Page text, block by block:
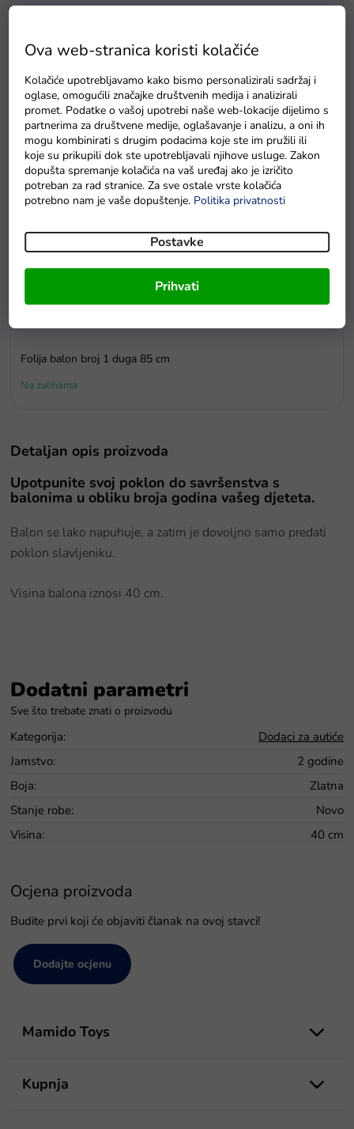
Ova web-stranica koristi kolačiće
Kolačiće upotrebljavamo kako bismo personalizirali sadržaj i
oglase, omogućili značajke društvenih medija i analizirali
promet. Podatke o vašoj upotrebi naše web-lokacije dijelimo s
partnerima za društvene medije, oglašavanje i analizu, a oni ih
mogu kombinirati s drugim podacima koje ste im pružili ili
koje su prikupili dok ste upotrebljavali njihove usluge. Zakon
dopušta spremanje kolačića na vaš uređaj ako je izričito
potreban za rad stranice. Za sve ostale vrste kolačića
potrebno nam je vaše dopuštenje. Politika privatnosti
Postavke
Prihvati
Drvene puzzle s brojevima magnetna šipka i ribice
Na zalihama
Folija balon broj 1 duga 85 cm
Na zalihama
Detaljan opis proizvoda
Upotpunite svoj poklon do savršenstva s
balonima u obliku broja godina vašeg djeteta.
Balon se lako napuhuje, a zatim je dovoljno samo predati
poklon slavljeniku.
Visina balona iznosi 40 cm.
Dodatni parametri
Kategorija:
Dodaci za autiće
Jamstvo:
2 godine
Boja:
Zlatna
Stanje robe:
Novo
Visina: 40 cm
Ocjena proizvoda
Budite prvi koji će objaviti članak na ovoj stavci!
Dodajte ocjenu
Mamido Toys
Kupnja